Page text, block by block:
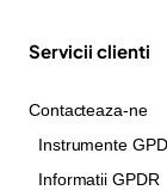
Servicii clienti
Contacteaza-ne
Instrumente
Informatii GPDR